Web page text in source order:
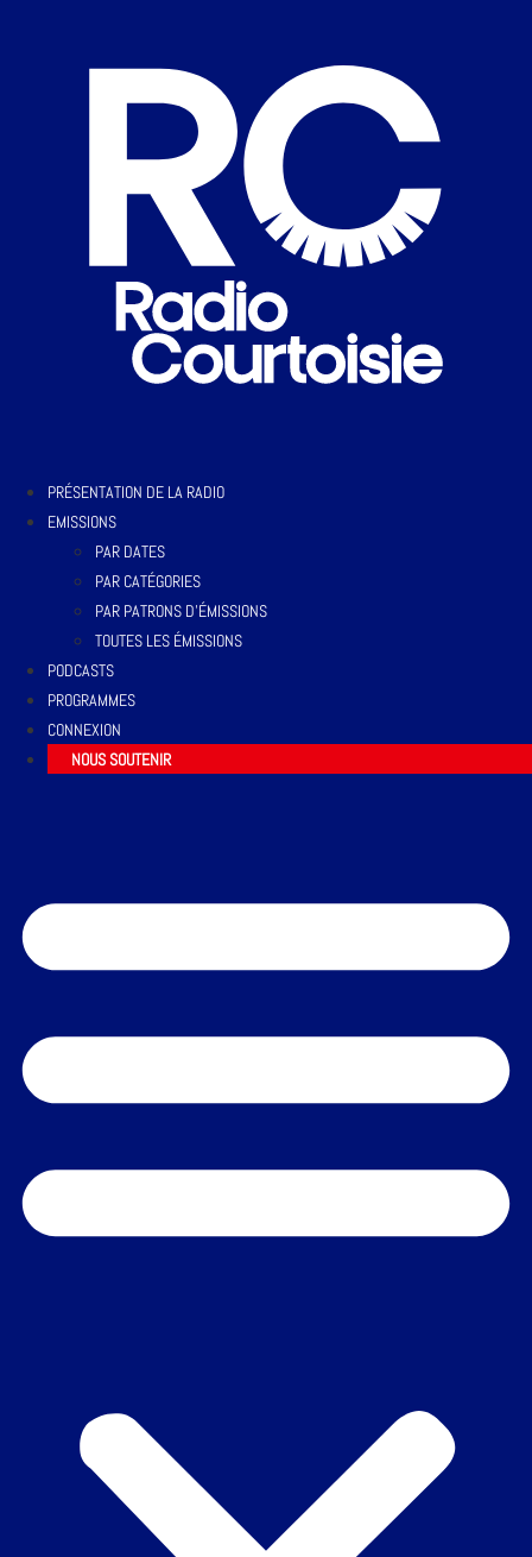
PRÉSENTATION DE LA RADIO
EMISSIONS
PAR DATES
PAR CATÉGORIES
PAR PATRONS D’ÉMISSIONS
TOUTES LES ÉMISSIONS
PODCASTS
PROGRAMMES
CONNEXION
NOUS SOUTENIR